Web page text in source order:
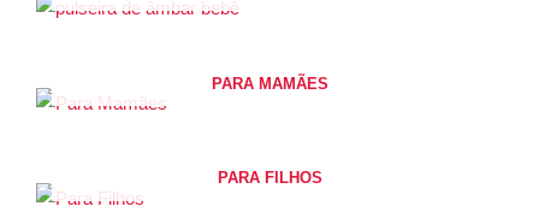
PARA MAMÃES
PARA FILHOS